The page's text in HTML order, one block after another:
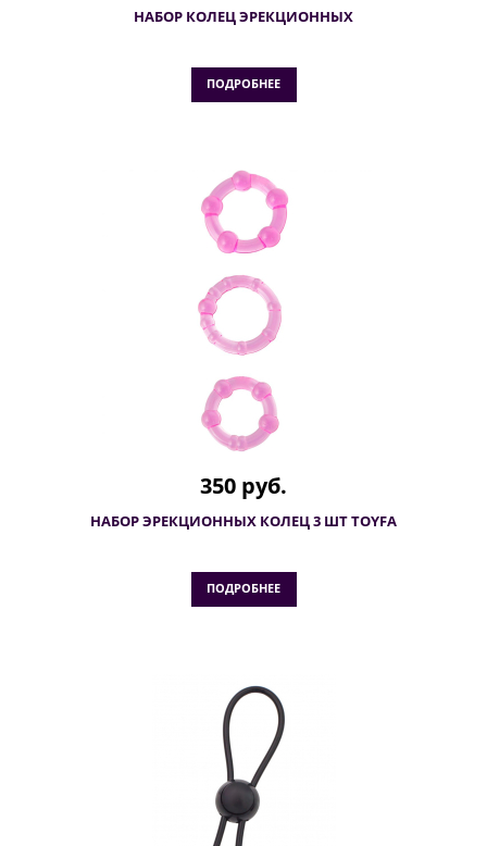
НАБОР КОЛЕЦ ЭРЕКЦИОННЫХ
ПОДРОБНЕЕ
350 руб.
НАБОР ЭРЕКЦИОННЫХ КОЛЕЦ 3 ШТ TOYFA
ПОДРОБНЕЕ